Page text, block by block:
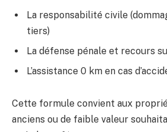
La responsabilité civile
tiers)
La défense pénale et recours
L’assistance 0 km en cas
Cette formule convient aux
anciens ou de faible valeur